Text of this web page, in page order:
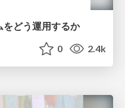
をどう運用するか
0 2.4k